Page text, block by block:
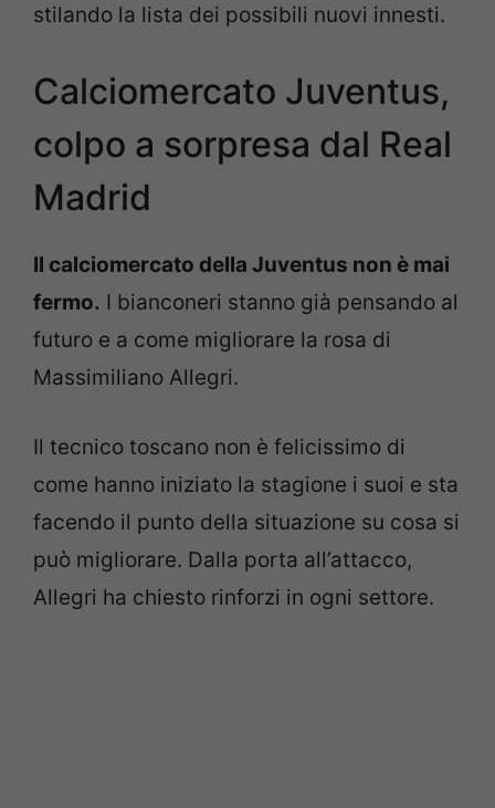
stilando la lista dei possibili nuovi innesti.
Calciomercato Juventus,
colpo a sorpresa dal Real
Madrid
Il calciomercato della Juventus non è mai
fermo. I bianconeri stanno già pensando al
futuro e a come migliorare la rosa di
Massimiliano Allegri.
Il tecnico toscano non è felicissimo di
come hanno iniziato la stagione i suoi e sta
facendo il punto della situazione su cosa si
può migliorare. Dalla porta all’attacco,
Allegri ha chiesto rinforzi in ogni settore.